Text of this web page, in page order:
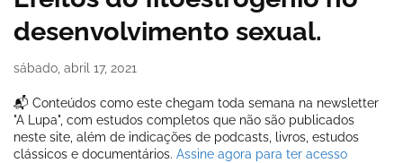
desenvolvimento sexual.
sábado, abril 17, 2021
📬 Conteúdos como este chegam toda semana na newsletter
"A Lupa", com estudos completos que não são publicados
neste site, além de indicações de podcasts, livros, estudos
clássicos e documentários. Assine agora para ter acesso